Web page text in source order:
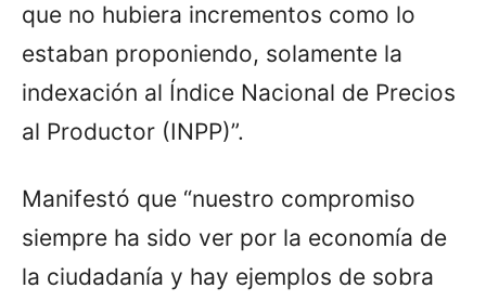
que no hubiera incrementos como lo
estaban proponiendo, solamente la
indexación al Índice Nacional de Precios
al Productor (INPP)”.
Manifestó que “nuestro compromiso
siempre ha sido ver por la economía de
la ciudadanía y hay ejemplos de sobra